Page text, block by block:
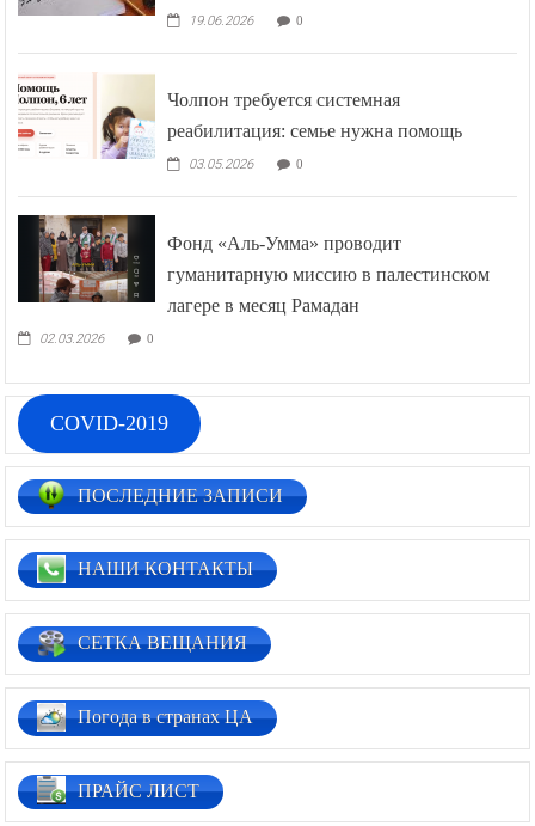
19.06.2026 0
Чолпон требуется системная
реабилитация: семье нужна помощь
03.05.2026 0
Фонд «Аль-Умма» проводит
гуманитарную миссию в палестинском
лагере в месяц Рамадан
02.03.2026 0
COVID-2019
ПОСЛЕДНИЕ ЗАПИСИ
НАШИ КОНТАКТЫ
СЕТКА ВЕЩАНИЯ
Погода в странах ЦА
ПРАЙС ЛИСТ